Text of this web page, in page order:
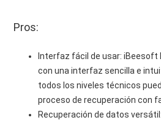
Pros:
Interfaz fácil de usar: iBeesoft
con una interfaz sencilla e
todos los niveles técnicos
proceso de recuperación con
Recuperación de datos